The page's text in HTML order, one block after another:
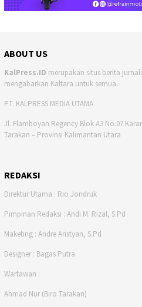
ABOUT US
KalPress.ID merupakan situs berita
mengabarkan Kaltara untuk semua.
PT. KALPRESS MEDIA UTAMA
Jl. Flamboyan Regency Blok A3 No.07
Tarakan – Provinsi Kalimantan Utara
REDAKSI
Direktur Utama : Rio Jondruk
Pimpinan Redaksi : Andi M. Rizal, S.Pd
Maketing : Andre Aristyan, S.Pd
Designer : Bagas Putra
Wartawan :
Ahmad Nur (Biro Tarakan)